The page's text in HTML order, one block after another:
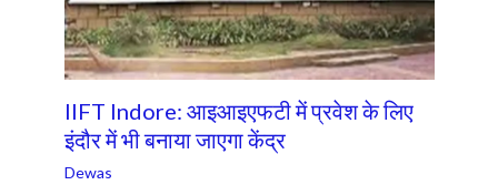
IIFT Indore: आइआइएफटी में प्रवेश के लिए
इंदौर में भी बनाया जाएगा केंद्र
Dewas